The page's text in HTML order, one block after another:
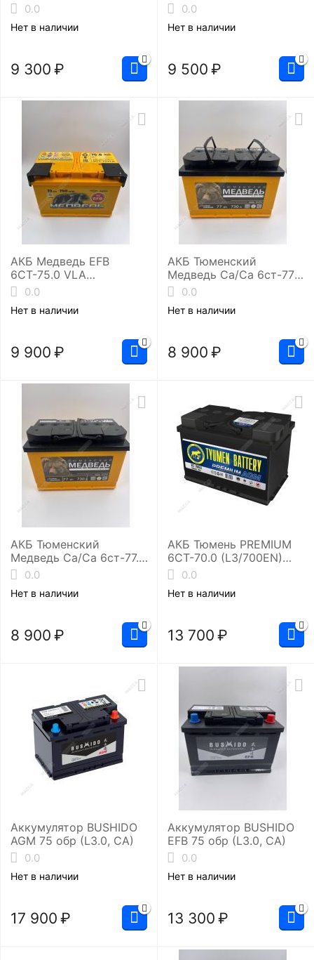
(L3/720EN)
0.0
Нет в наличии
9 300 ₽
(LB3/740EN)
0.0
Нет в наличии
9 500 ₽
АКБ Медведь EFB
6СТ-75.0 VLA
(L3/750EN)
0.0
Нет в наличии
9 900 ₽
АКБ Тюменский
Медведь Ca/Ca 6ст-77.0
(L3/730EN)
0.0
Нет в наличии
8 900 ₽
АКБ Тюменский
Медведь Ca/Ca 6ст-77.1
(L3/730EN)
0.0
Нет в наличии
8 900 ₽
АКБ Тюмень PREMIUM
6СТ-70.0 (L3/700EN)
VRLA-R AGM
0.0
Нет в наличии
13 700 ₽
Аккумулятор BUSHIDO
AGM 75 обр (L3.0, CA)
0.0
Нет в наличии
17 900 ₽
Аккумулятор BUSHIDO
EFB 75 обр (L3.0, CA)
0.0
Нет в наличии
13 300 ₽